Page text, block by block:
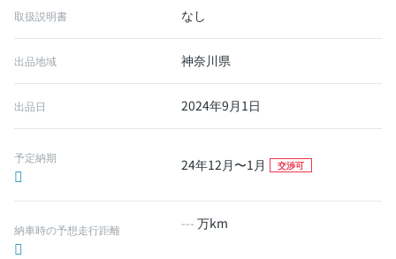
取扱説明書 なし
出品地域 神奈川県
出品日 2024年9月1日
予定納期 24年12月〜1月 交渉可
納車時の予想走行距離 --- 万km